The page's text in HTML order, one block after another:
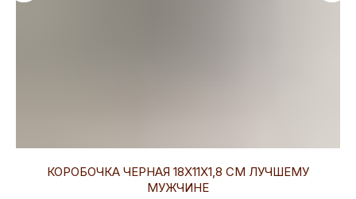
КОРОБОЧКА ЧЕРНАЯ 18Х11Х1,8 СМ ЛУЧШЕМУ
МУЖЧИНЕ